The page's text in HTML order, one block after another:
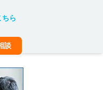
ちら
談